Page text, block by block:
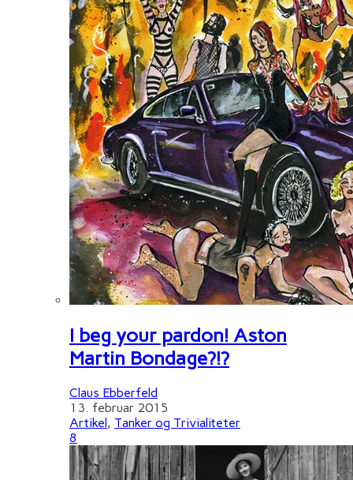
I beg your pardon! Aston
Martin Bondage?!?
Claus Ebberfeld
13. februar 2015
Artikel, Tanker og Trivialiteter
8